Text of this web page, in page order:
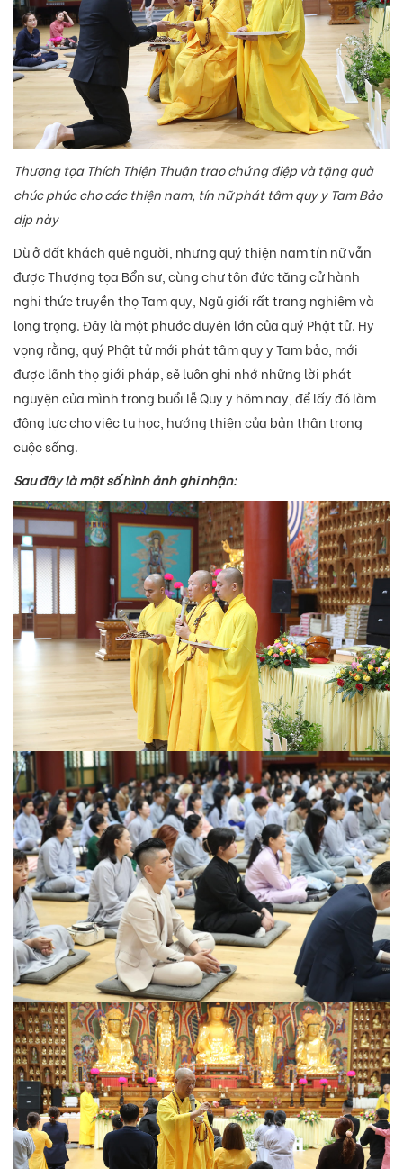
Thượng tọa Thích Thiện Thuận trao chứng điệp và tặng quà
chúc phúc cho các thiện nam, tín nữ phát tâm quy y Tam Bảo
dịp này
Dù ở đất khách quê người, nhưng quý thiện nam tín nữ vẫn
được Thượng tọa Bổn sư, cùng chư tôn đức tăng cử hành
nghi thức truyền thọ Tam quy, Ngũ giới rất trang nghiêm và
long trọng. Đây là một phước duyên lớn của quý Phật tử. Hy
vọng rằng, quý Phật tử mới phát tâm quy y Tam bảo, mới
được lãnh thọ giới pháp, sẽ luôn ghi nhớ những lời phát
nguyện của mình trong buổi lễ Quy y hôm nay, để lấy đó làm
động lực cho việc tu học, hướng thiện của bản thân trong
cuộc sống.
Sau đây là một số hình ảnh ghi nhận: